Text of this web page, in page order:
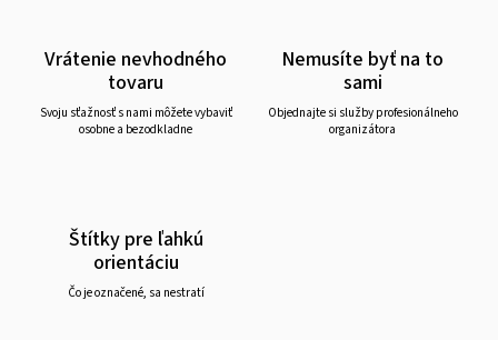
Vrátenie nevhodného
tovaru
Svoju sťažnosť s nami môžete vybaviť
osobne a bezodkladne
Nemusíte byť na to
sami
Objednajte si služby profesionálneho
organizátora
Štítky pre ľahkú
orientáciu
Čo je označené, sa nestratí